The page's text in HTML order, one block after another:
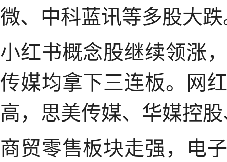
微、中科蓝讯等多股大
小红书概念股继续领涨
传媒均拿下三连板。网
高，思美传媒、华媒控
商贸零售板块走强，电